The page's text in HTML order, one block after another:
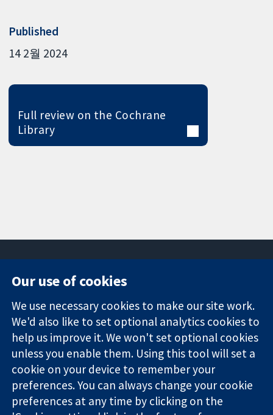
Published
14 2월 2024
Full review on the Cochrane
Library
Trusted
evidence.
Informed
decisions.
Better health.
Square
London
W1G 0AN
영국
News
Press office
About us
작업
Cochrane
Library
Our use of cookies
We use necessary cookies to make our site work.
We'd also like to set optional analytics cookies to
help us improve it. We won't set optional cookies
unless you enable them. Using this tool will set a
cookie on your device to remember your
preferences. You can always change your cookie
preferences at any time by clicking on the